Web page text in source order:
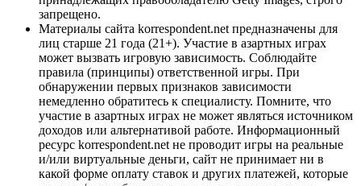
запрещено.
Материалы сайта korrespondent.net предназначены для
лиц старше 21 года (21+). Участие в азартных играх
может вызвать игровую зависимость. Соблюдайте
правила (принципы) ответственной игры. При
обнаружении первых признаков зависимости
немедленно обратитесь к специалисту. Помните, что
участие в азартных играх не может являться источником
доходов или альтернативой работе. Информационный
ресурс korrespondent.net не проводит игры на реальные
и/или виртуальные деньги, сайт не принимает ни в
какой форме оплату ставок и других платежей, которые